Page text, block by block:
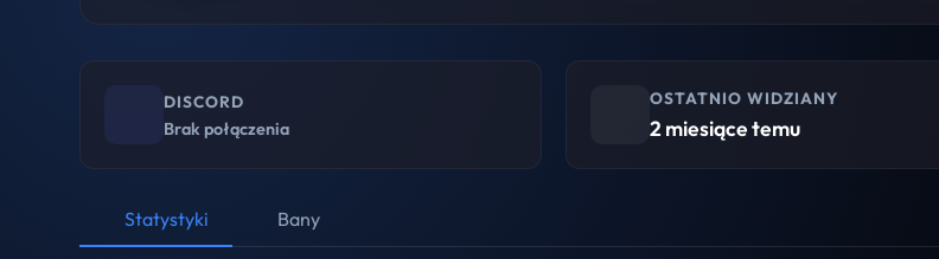
DISCORD
Brak połączenia
OSTATNIO WIDZIANY
2 miesiące temu
Statystyki Bany